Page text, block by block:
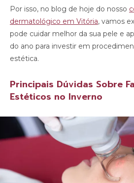
Por isso, no blog de hoje do nosso
dermatológico em Vitória, vamos
pode cuidar melhor da sua pele e
do ano para investir em
estética.
Principais Dúvidas Sobre
Estéticos no Inverno